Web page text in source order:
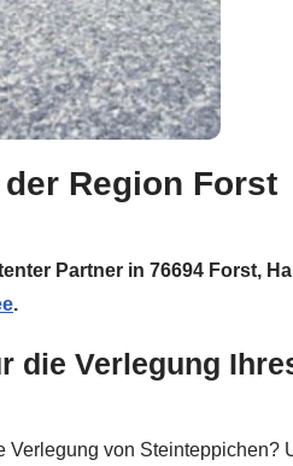
Region Forst
Partner in 76694 Forst,
.
die Verlegung
von